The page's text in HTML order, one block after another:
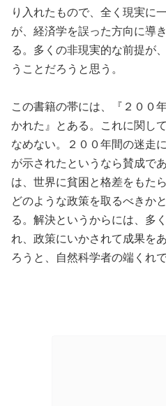
り入れたもので、全く現実に
が、経済学を誤った方向に導
る。多くの非現実的な前提が
うことだろうと思う。
この書籍の帯には、『２００
かれた』とある。これに関し
なめない。２００年間の迷走
が示されたというなら賛成で
は、世界に貧困と格差をもた
どのような政策を取るべきか
る。解決というからには、多
れ、政策にいかされて成果を
ろうと、自然科学者の端くれ